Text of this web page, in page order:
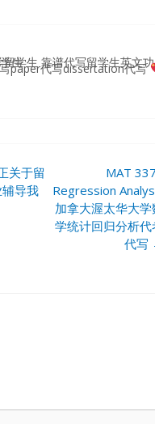
考\概率论统计学代考\物理代做\金融学代写 留学生
paper代写dissertation代写
关于留
导我
MAT
Regression
加拿大渥太华大学
学统计回归分析代
代写